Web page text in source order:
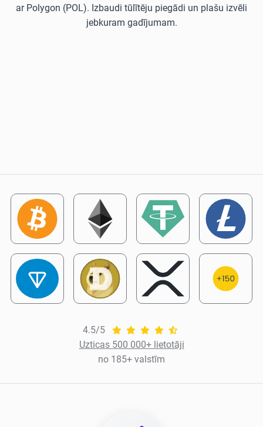
ar Polygon (POL). Izbaudi tūlītēju piegādi un plašu izvēli
jebkuram gadījumam.
4.5/5
Uzticas 500 000+ lietotāji
no 185+ valstīm